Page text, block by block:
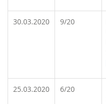
30.03.2020 9/20
25.03.2020 6/20